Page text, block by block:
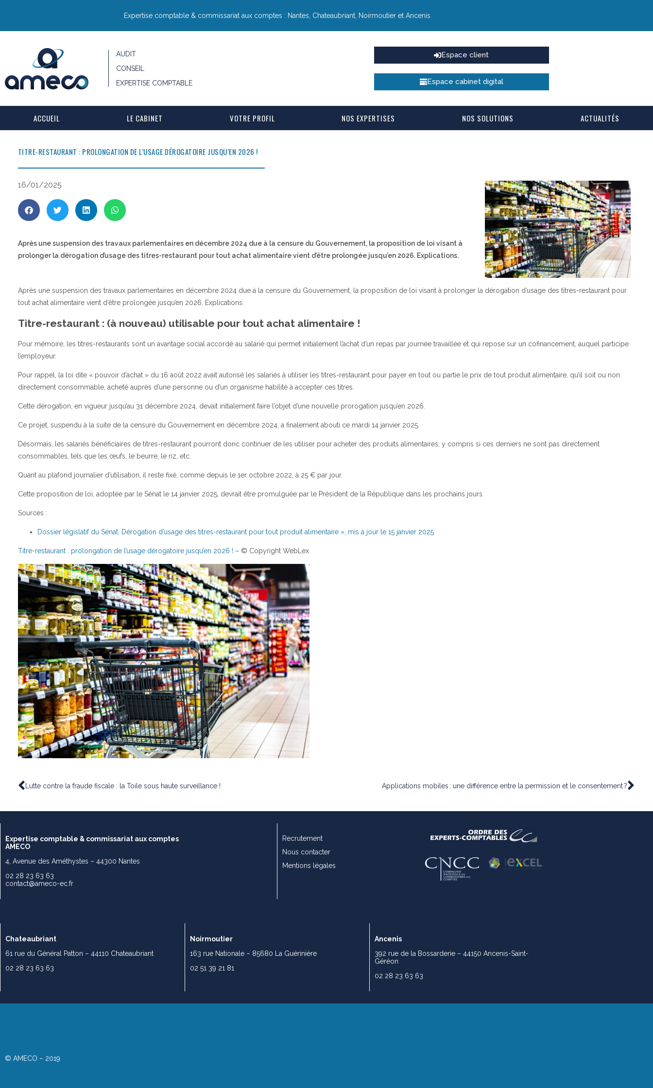
Expertise comptable & commissariat aux comptes : Nantes, Chateaubriant, Noirmoutier et Ancenis
AUDIT
CONSEIL
EXPERTISE COMPTABLE
Espace client
Espace cabinet digital
ACCUEIL LE CABINET VOTRE PROFIL NOS EXPERTISES NOS SOLUTIONS ACTUALITÉS
TITRE-RESTAURANT : PROLONGATION DE L’USAGE DÉROGATOIRE JUSQU’EN 2026 !
16/01/2025
Après une suspension des travaux parlementaires en décembre 2024 due à la censure du Gouvernement, la proposition de loi visant à
prolonger la dérogation d’usage des titres-restaurant pour tout achat alimentaire vient d’être prolongée jusqu’en 2026. Explications.
Après une suspension des travaux parlementaires en décembre 2024 due à la censure du Gouvernement, la proposition de loi visant à prolonger la dérogation d’usage des titres-restaurant pour
tout achat alimentaire vient d’être prolongée jusqu’en 2026. Explications.
Titre-restaurant : (à nouveau) utilisable pour tout achat alimentaire !
Pour mémoire, les titres-restaurants sont un avantage social accordé au salarié qui permet initialement l’achat d’un repas par journée travaillée et qui repose sur un cofinancement, auquel participe
l’employeur.
Pour rappel, la loi dite « pouvoir d’achat » du 16 août 2022 avait autorisé les salariés à utiliser les titres-restaurant pour payer en tout ou partie le prix de tout produit alimentaire, qu’il soit ou non
directement consommable, acheté auprès d’une personne ou d’un organisme habilité à accepter ces titres.
Cette dérogation, en vigueur jusqu’au 31 décembre 2024, devait initialement faire l’objet d’une nouvelle prorogation jusqu’en 2026.
Ce projet, suspendu à la suite de la censure du Gouvernement en décembre 2024, a finalement abouti ce mardi 14 janvier 2025.
Désormais, les salariés bénéficiaires de titres-restaurant pourront donc continuer de les utiliser pour acheter des produits alimentaires, y compris si ces derniers ne sont pas directement
consommables, tels que les œufs, le beurre, le riz, etc.
Quant au plafond journalier d’utilisation, il reste fixé, comme depuis le 1er octobre 2022, à 25 € par jour.
Cette proposition de loi, adoptée par le Sénat le 14 janvier 2025, devrait être promulguée par le Président de la République dans les prochains jours.
Sources :
Dossier législatif du Sénat, Dérogation d’usage des titres-restaurant pour tout produit alimentaire », mis à jour le 15 janvier 2025
Titre-restaurant : prolongation de l’usage dérogatoire jusqu’en 2026 ! – © Copyright WebLex
Lutte contre la fraude fiscale : la Toile sous haute surveillance ! Applications mobiles : une différence entre la permission et le consentement ?
Expertise comptable & commissariat aux comptes
AMECO
4, Avenue des Améthystes – 44300 Nantes
02 28 23 63 63
contact@ameco-ec.fr
Recrutement
Nous contacter
Mentions légales
Chateaubriant
61 rue du Général Patton – 44110 Chateaubriant
02 28 23 63 63
Noirmoutier
163 rue Nationale – 85680 La Guérinière
02 51 39 21 81
Ancenis
392 rue de la Bossarderie – 44150 Ancenis-Saint-
Géréon
02 28 23 63 63
© AMECO – 2019